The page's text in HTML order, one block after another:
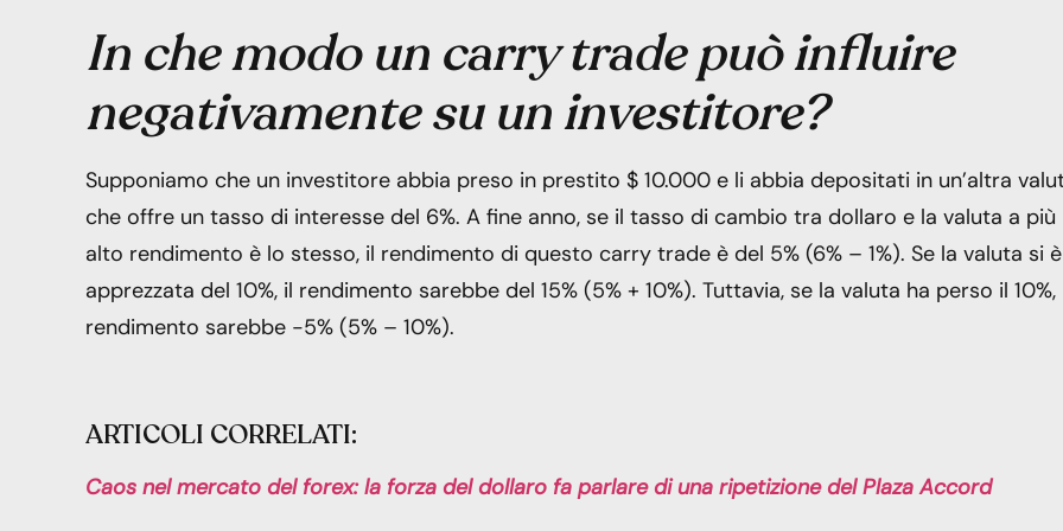
In che modo un carry trade può influire
negativamente su un investitore?
Supponiamo che un investitore abbia preso in prestito $ 10.000 e li abbia depositati in un’altra
che offre un tasso di interesse del 6%. A fine anno, se il tasso di cambio tra dollaro e la valuta a più
alto rendimento è lo stesso, il rendimento di questo carry trade è del 5% (6% – 1%). Se la valuta si è
apprezzata del 10%, il rendimento sarebbe del 15% (5% + 10%). Tuttavia, se la valuta ha perso il 10%,
rendimento sarebbe -5% (5% – 10%).
ARTICOLI CORRELATI:
Caos nel mercato del forex: la forza del dollaro fa parlare di una ripetizione del Plaza Accord